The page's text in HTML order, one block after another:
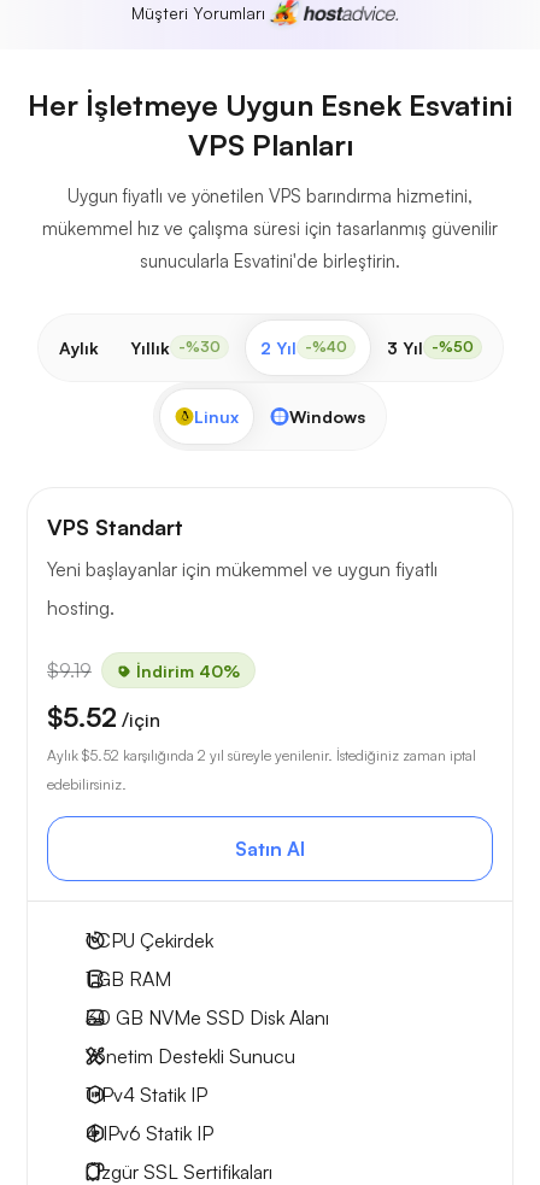
Müşteri Yorumları
Her İşletmeye Uygun Esnek Esvatini
VPS Planları
Uygun fiyatlı ve yönetilen VPS barındırma hizmetini,
mükemmel hız ve çalışma süresi için tasarlanmış güvenilir
sunucularla Esvatini'de birleştirin.
Aylık Yıllık -%30 2 Yıl -%40 3 Yıl -%50
Linux Windows
VPS Standart
Yeni başlayanlar için mükemmel ve uygun fiyatlı
hosting.
$9.19 İndirim 40%
$5.52 /için
Aylık $5.52 karşılığında 2 yıl süreyle yenilenir. İstediğiniz zaman iptal
edebilirsiniz.
Satın Al
1CPU Çekirdek
1 GB RAM
30 GB NVMe SSD Disk Alanı
Yönetim Destekli Sunucu
1 IPv4 Statik IP
4 IPv6 Statik IP
Özgür SSL Sertifikaları